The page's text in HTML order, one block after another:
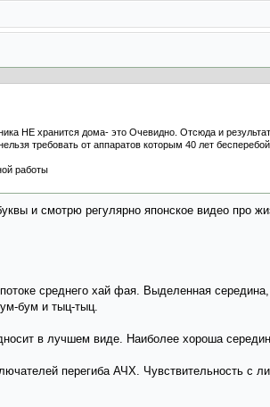
НЕ хранится дома- это Очевидно. Отсюда и
требовать от аппаратов которым 40 лет
работы
и смотрю регулярно японское видео про
среднего хай фая. Выделенная
бум и тыц-тыц.
в лучшем виде. Наиболее хороша
перегиба АЧХ. Чувствительность с